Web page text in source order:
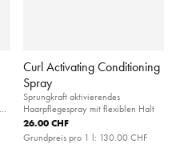
Curl Activating Conditioning
Spray
Sprungkraft aktivierendes
Haarpflegespray mit flexiblen Halt
26.00 CHF
Grundpreis pro 1 l: 130.00 CHF